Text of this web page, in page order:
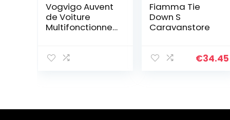
Vogvigo Auvent
de Voiture
Multifonctionnell
Tente Toit
pour Anti-
Fiamma Tie
Down S
Caravanstore
€34.45